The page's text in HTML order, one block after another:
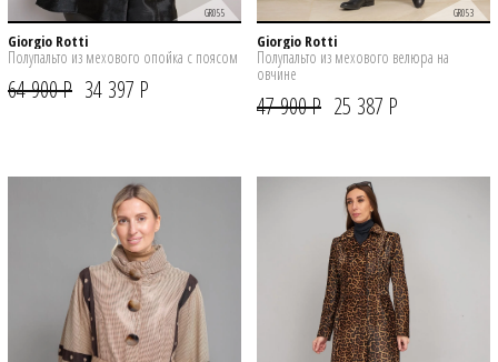
GR055
Giorgio Rotti
Полупальто из мехового опойка с поясом
64 900 Р 34 397 Р
GR053
Giorgio Rotti
Полупальто из мехового велюра на
овчине
47 900 Р 25 387 Р